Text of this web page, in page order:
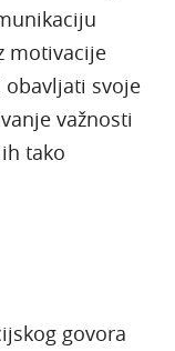
motivacije
svoje
važnosti
tako
govora